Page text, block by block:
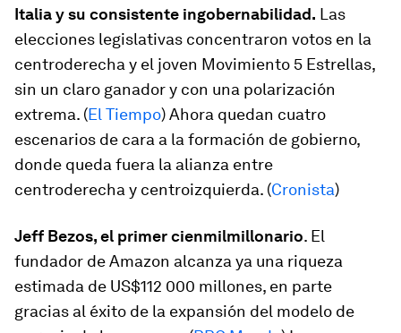
Italia y su consistente ingobernabilidad. Las
elecciones legislativas concentraron votos en la
centroderecha y el joven Movimiento 5 Estrellas,
sin un claro ganador y con una polarización
extrema. (El Tiempo) Ahora quedan cuatro
escenarios de cara a la formación de gobierno,
donde queda fuera la alianza entre
centroderecha y centroizquierda. (Cronista)
Jeff Bezos, el primer cienmilmillonario. El
fundador de Amazon alcanza ya una riqueza
estimada de US$112 000 millones, en parte
gracias al éxito de la expansión del modelo de